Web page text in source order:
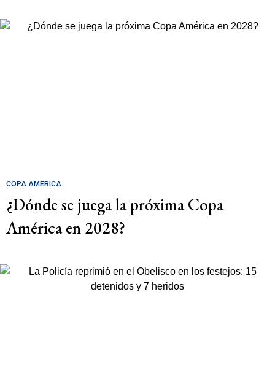
COPA AMÉRICA
¿Dónde se juega la próxima Copa
América en 2028?